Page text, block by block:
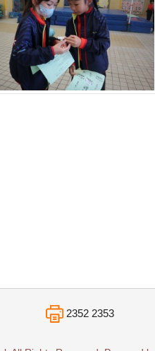
2352 2353